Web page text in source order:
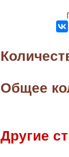
Общее
Другие